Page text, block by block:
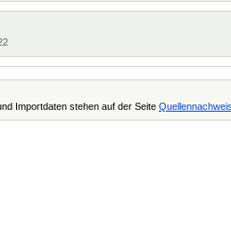
Importdaten stehen auf der Seite